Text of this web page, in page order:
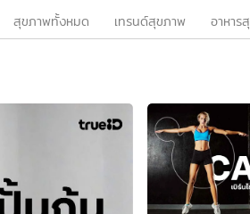
สุขภาพทั้งหมด เทรนด์สุขภาพ อาหาร